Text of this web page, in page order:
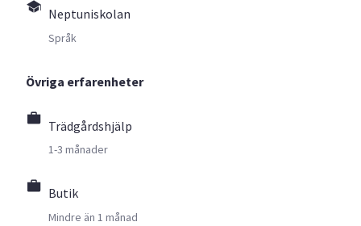
Neptuniskolan
Språk
Övriga erfarenheter
Trädgårdshjälp
1-3 månader
Butik
Mindre än 1 månad